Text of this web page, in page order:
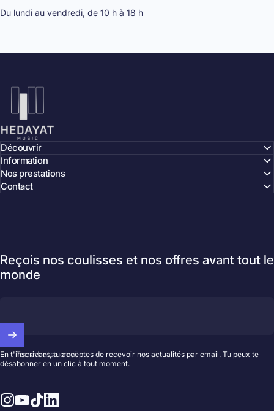
Du lundi au vendredi, de 10 h à 18 h
Hedayat Music
Découvrir
Information
Nos prestations
Contact
Reçois nos coulisses et nos offres avant tout le
monde
Ton adresse email
En t'inscrivant, tu acceptes de recevoir nos actualités par email. Tu peux te
désabonner en un clic à tout moment.